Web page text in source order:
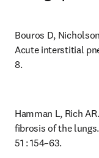
Bouros D,
Acute interstitial
8.
Hamman L, Rich
fibrosis of the
51 : 154–63.